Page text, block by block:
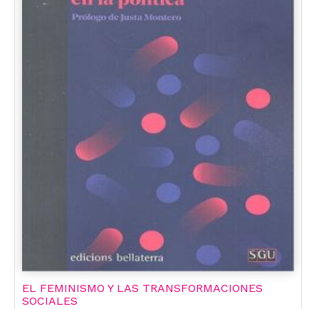
EL FEMINISMO Y LAS TRANSFORMACIONES
SOCIALES